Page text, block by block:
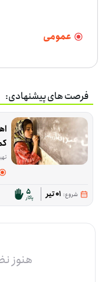
عمومی
فرصت های پیشنهادی:
شروع: 01 تیر 5
پاکار
هنوز